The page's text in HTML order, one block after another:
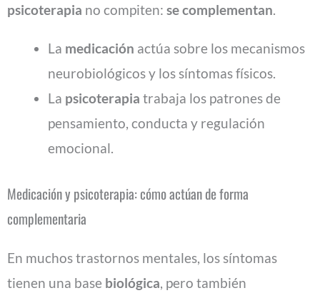
psicoterapia no compiten: se complementan.
La medicación actúa sobre los mecanismos
neurobiológicos y los síntomas físicos.
La psicoterapia trabaja los patrones de
pensamiento, conducta y regulación
emocional.
Medicación y psicoterapia: cómo actúan de forma
complementaria
En muchos trastornos mentales, los síntomas
tienen una base biológica , pero también